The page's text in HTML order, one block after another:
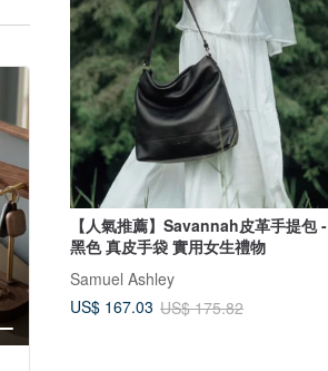
【人氣推薦】Savannah皮革手提包 -
黑色 真皮手袋 實用女生禮物
Samuel Ashley
US$ 167.03 US$ 175.82